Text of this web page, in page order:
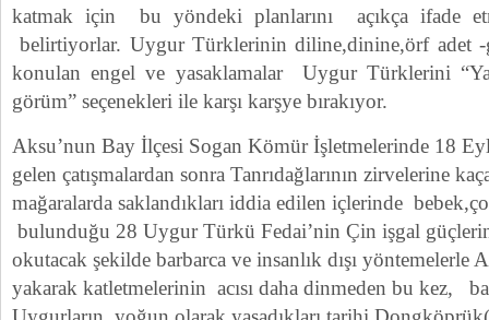
katmak için bu yöndeki planlarını açıkça ifade
belirtiyorlar. Uygur Türklerinin diline,dinine,örf adet -
konulan engel ve yasaklamalar Uygur Türklerini
görüm” seçenekleri ile karşı karşye bırakıyor.
Aksu’nun Bay İlçesi Sogan Kömür İşletmelerinde 18
gelen çatışmalardan sonra Tanrıdağlarının zirvelerine
mağaralarda saklandıkları iddia edilen içlerinde
bulunduğu 28 Uygur Türkü Fedai’nin Çin işgal
okutacak şekilde barbarca ve insanlık dışı yöntemelerle
yakarak katletmelerinin acısı daha dinmeden bu kez,